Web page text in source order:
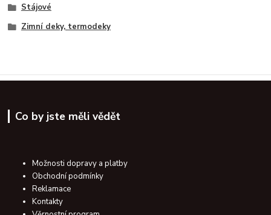
Stájové
Zimní deky, termodeky
Co by jste měli vědět
Možnosti dopravy a platby
Obchodní podmínky
Reklamace
Kontakty